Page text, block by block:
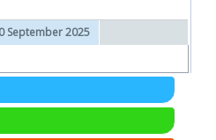
September 2025